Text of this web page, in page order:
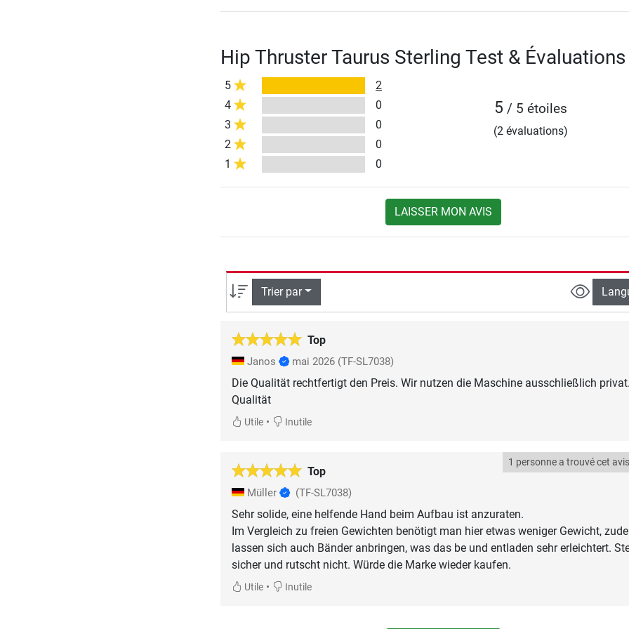
Hip Thruster Taurus Sterling Test & Évaluations
5
2
4
0
3
0
2
0
1
0
5 / 5 étoiles
(2 évaluations)
LAISSER MON AVIS
Trier par
Top
Janos mai 2026 (TF-SL7038)
Die Qualität rechtfertigt den Preis. Wir nutzen die Maschine ausschließlich
Qualität
Utile• Inutile
Top
1 personne a trouvé cet
Müller (TF-SL7038)
Sehr solide, eine helfende Hand beim Aufbau ist anzuraten.
Im Vergleich zu freien Gewichten benötigt man hier etwas weniger Gewicht,
lassen sich auch Bänder anbringen, was das be und entladen sehr erleichtert.
sicher und rutscht nicht. Würde die Marke wieder kaufen.
Utile• Inutile